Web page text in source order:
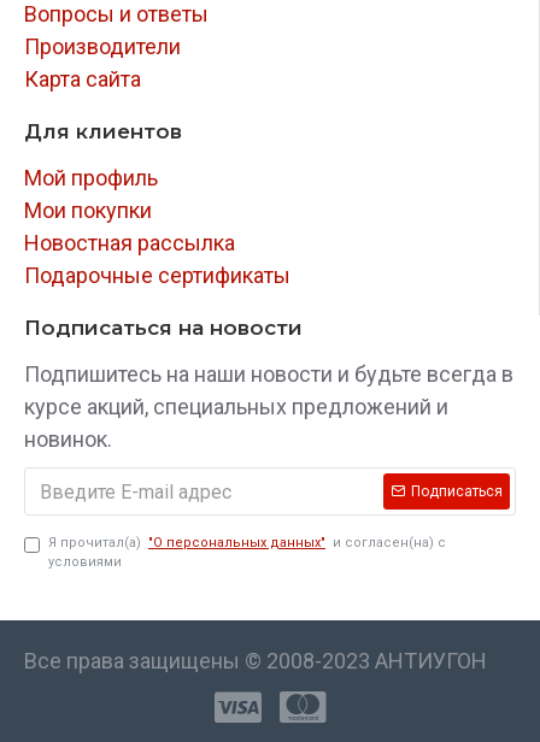
Вопросы и ответы
Производители
Карта сайта
Для клиентов
Мой профиль
Мои покупки
Новостная рассылка
Подарочные сертификаты
Подписаться на новости
Подпишитесь на наши новости и будьте всегда в
курсе акций, специальных предложений и
новинок.
Подписаться
Я прочитал(а) "О персональных данных"
и согласен(на) с
условиями
Все права защищены © 2008-2023 АНТИУГОН